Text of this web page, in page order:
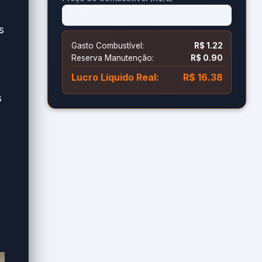
Gasto Combustível:
R$ 1.22
Reserva Manutenção:
R$ 0.90
Lucro Líquido Real: R$ 16.38